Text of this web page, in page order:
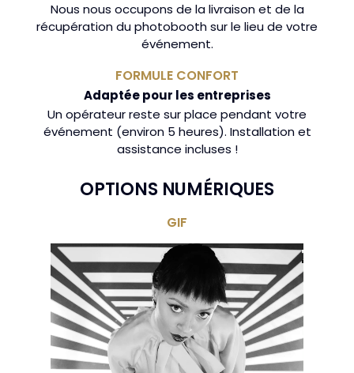
Nous nous occupons de la livraison et de la
récupération du photobooth sur le lieu de votre
événement.
FORMULE CONFORT
Adaptée pour les entreprises
Un opérateur reste sur place pendant votre
événement (environ 5 heures). Installation et
assistance incluses !
OPTIONS NUMÉRIQUES
GIF